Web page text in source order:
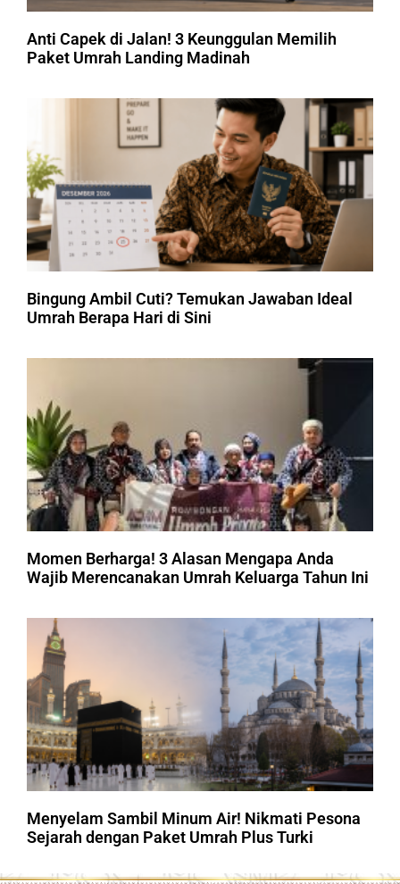
Anti Capek di Jalan! 3 Keunggulan Memilih
Paket Umrah Landing Madinah
Bingung Ambil Cuti? Temukan Jawaban Ideal
Umrah Berapa Hari di Sini
Momen Berharga! 3 Alasan Mengapa Anda
Wajib Merencanakan Umrah Keluarga Tahun Ini
Menyelam Sambil Minum Air! Nikmati Pesona
Sejarah dengan Paket Umrah Plus Turki